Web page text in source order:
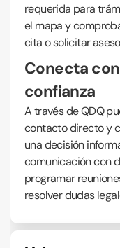
requerida para
el mapa y
cita o solicitar
Conecta
confianza
A través de QDQ
contacto directo y
una decisión
comunicación con
programar
resolver dudas